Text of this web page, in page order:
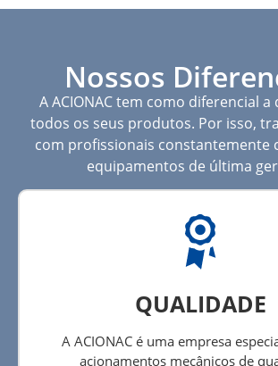
Nossos
A ACIONAC tem como diferencial a
todos os seus produtos. Por isso,
com profissionais constantemente
equipamentos de última
QUALIDADE
A ACIONAC é uma empresa
acionamentos mecânicos de